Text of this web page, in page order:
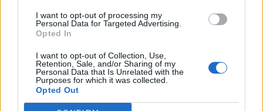
I want to opt-out of processing my
Personal Data for Targeted Advertising.
Opted In
I want to opt-out of Collection, Use,
Retention, Sale, and/or Sharing of my
Personal Data that Is Unrelated with the
Purposes for which it was collected.
Opted Out
Pasaulis
Trumpas sureagavo į
Zelenskio prašymą
Pasaulis
Kaip Rusijos balistinės